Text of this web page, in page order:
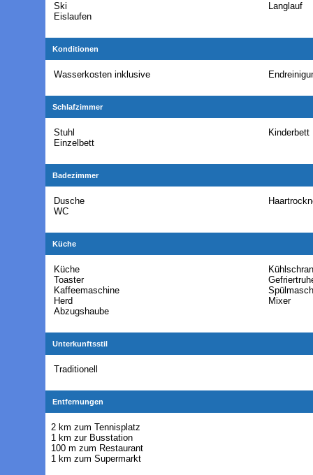
Ski
Eislaufen
Langlauf
Konditionen
Wasserkosten inklusive
Schlafzimmer
Stuhl
Einzelbett
Kinderbett
Badezimmer
Dusche
WC
Küche
Küche
Toaster
Kaffeemaschine
Herd
Abzugshaube
Mixer
Unterkunftsstil
Traditionell
Entfernungen
2 km zum Tennisplatz
1 km zur Busstation
100 m zum Restaurant
1 km zum Supermarkt